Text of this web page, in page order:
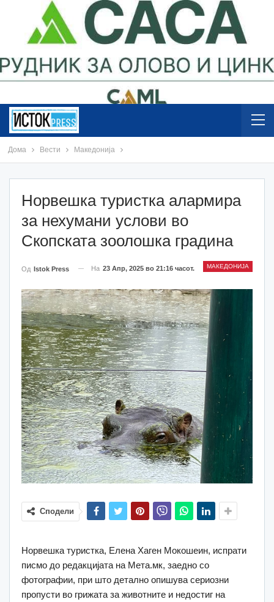
Дома Вести Македонија
Норвешка туристка алармира
за нехумани услови во
Скопската зоолошка градина
МАКЕДОНИЈА
Од Istok Press На 23 Апр, 2025 во 21:16 часот.
Сподели
Норвешка туристка, Елена Хаген Мокошеин, испрати
писмо до редакцијата на Мета.мк, заедно со
фотографии, при што детално опишува сериозни
пропусти во грижата за животните и недостиг на